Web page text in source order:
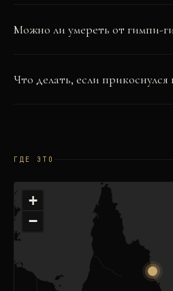
Можно ли умереть от гимпи-
Что делать, если
ГДЕ ЭТО
+
−